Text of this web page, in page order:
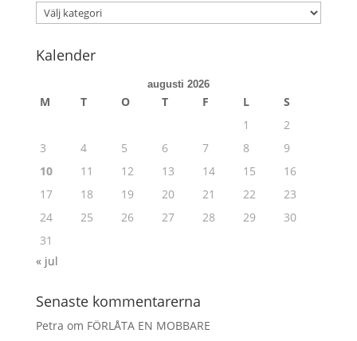
Kategorier
Kalender
augusti 2026
M T O T F L
S
1
2
3
4 5 6 7 8
9
10
11 12 13 14 15
16
17
18 19 20 21 22
23
24
25 26 27 28 29
30
31
« jul
Senaste kommentarerna
Petra om FÖRLÅTA EN MOBBARE